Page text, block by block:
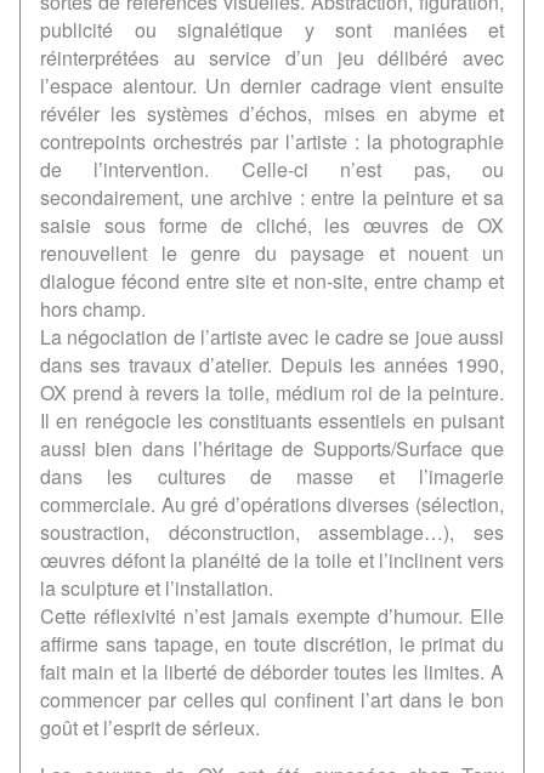
publicité ou signalétique y sont maniées et
réinterprétées au service d’un jeu délibéré avec
l’espace alentour. Un dernier cadrage vient ensuite
révéler les systèmes d’échos, mises en abyme et
contrepoints orchestrés par l’artiste : la photographie
de l’intervention. Celle-ci n’est pas, ou
secondairement, une archive : entre la peinture et sa
saisie sous forme de cliché, les œuvres de OX
renouvellent le genre du paysage et nouent un
dialogue fécond entre site et non-site, entre champ et
hors champ.
La négociation de l’artiste avec le cadre se joue aussi
dans ses travaux d’atelier. Depuis les années 1990,
OX prend à revers la toile, médium roi de la peinture.
Il en renégocie les constituants essentiels en puisant
aussi bien dans l’héritage de Supports/Surface que
dans les cultures de masse et l’imagerie
commerciale. Au gré d’opérations diverses (sélection,
soustraction, déconstruction, assemblage…), ses
œuvres défont la planéité de la toile et l’inclinent vers
la sculpture et l’installation.
Cette réflexivité n’est jamais exempte d’humour. Elle
affirme sans tapage, en toute discrétion, le primat du
fait main et la liberté de déborder toutes les limites. A
commencer par celles qui confinent l’art dans le bon
goût et l’esprit de sérieux.